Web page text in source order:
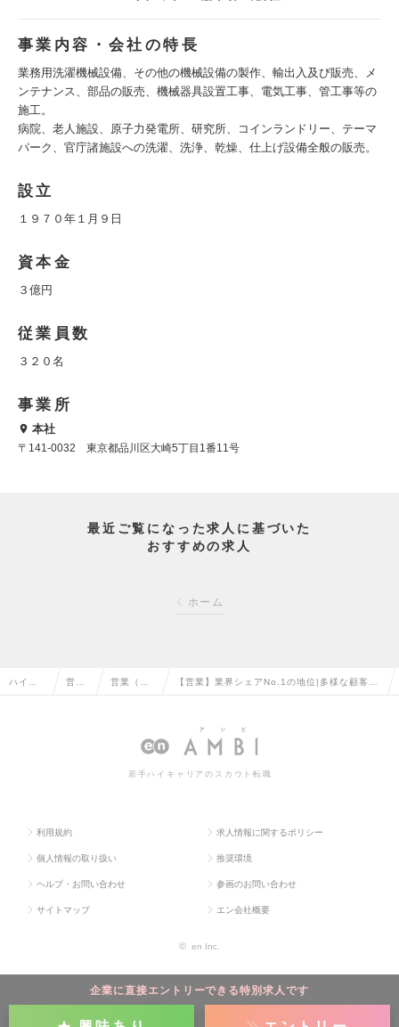
事業内容・会社の特長
業務用洗濯機械設備、その他の機械設備の製作、輸出入及び販売、メ
ンテナンス、部品の販売、機械器具設置工事、電気工事、管工事等の
施工。
病院、老人施設、原子力発電所、研究所、コインランドリー、テーマ
パーク、官庁諸施設への洗濯、洗浄、乾燥、仕上げ設備全般の販売。
設立
１９７０年１月９日
資本金
３億円
従業員数
３２０名
事業所
本社
〒141-0032 東京都品川区大崎5丁目1番11号
最近ご覧になった求人に基づいた
おすすめの求人
ホーム
企業に直接エントリーできる特別求人です
ハイク 営業 営業（法 【営業】業界シェアNo.1の地位|多様な顧客ニ
供|千葉の求人情報
若手ハイキャリアのスカウト転職
利用規約 求人情報に関するポリシー
個人情報の取り扱い 推奨環境
ヘルプ・お問い合わせ 参画のお問い合わせ
サイトマップ エン会社概要
© en Inc.